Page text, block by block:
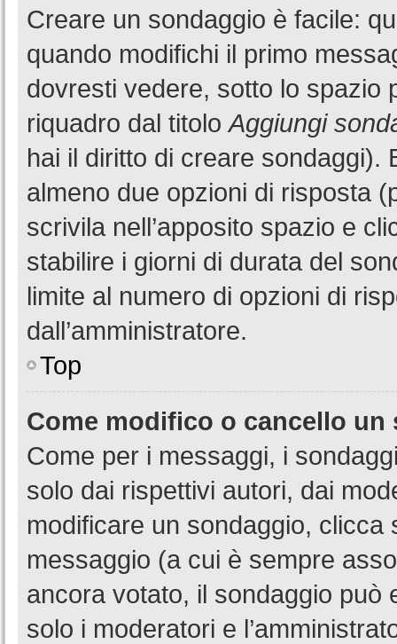
Creare un sondaggio è facile:
quando modifichi il primo
dovresti vedere, sotto lo spazio
riquadro dal titoloAggiungi
hai il diritto di creare sondaggi).
almeno due opzioni di risposta
scrivila nell’apposito spazio e
stabilire i giorni di durata del
limite al numero di opzioni di
dall’amministratore.
Top
Come modifico o cancello un
Come per i messaggi, i
solo dai rispettivi autori, dai
modificare un sondaggio,
messaggio (a cui è sempre
ancora votato, il sondaggio può
solo i moderatori e